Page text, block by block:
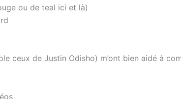
ou de teal ici et là)
ceux de Justin Odisho) m’ont bien aidé à